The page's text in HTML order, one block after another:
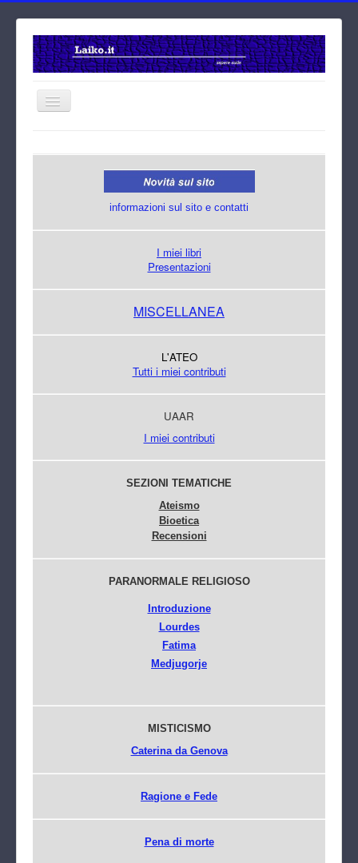
informazioni sul sito e contatti
I miei libri
Presentazioni
MISCELLANEA
L'ATEO
Tutti i miei contributi
UAAR
I miei contributi
SEZIONI TEMATICHE
Ateismo
Bioetica
Recensioni
PARANORMALE RELIGIOSO
Introduzione
Lourdes
Fatima
Medjugorje
MISTICISMO
Caterina da Genova
Ragione e Fede
Pena di morte